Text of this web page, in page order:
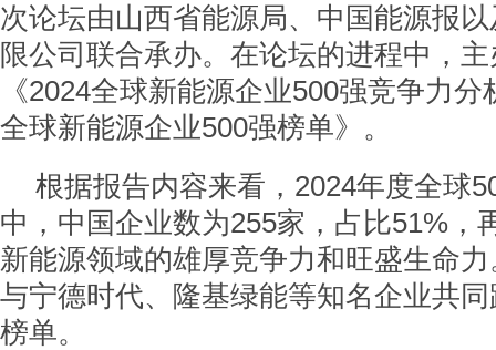
次论坛由山西省能源局、中国能源报
限公司联合承办。在论坛的进程中，
《2024全球新能源企业500强竞争力
全球新能源企业500强榜单》。
根据报告内容来看，2024年度全球
中，中国企业数为255家，占比51%，
新能源领域的雄厚竞争力和旺盛生命
与宁德时代、隆基绿能等知名企业共
榜单。